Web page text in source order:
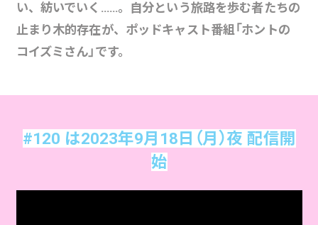
い、紡いでいく……。自分という旅路を歩む者たちの
止まり木的存在が、ポッドキャスト番組「ホントの
コイズミさん」です。
#120 は2023年9月18日（月）夜 配信開
始